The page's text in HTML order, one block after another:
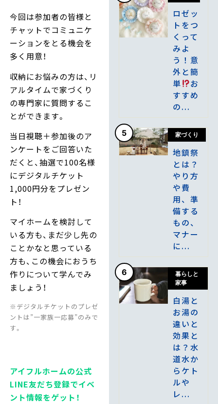
今回は参加者の皆様と
チャットでコミュニケ
ーションをとる機会を
多く用意！
収納にお悩みの方は、リ
アルタイムで家づくり
の専門家に質問するこ
とができます。
当日視聴＋参加後のア
ンケートをご回答いた
だくと、抽選で100名様
にデジタルチケット
1,000円分をプレゼン
ト！
マイホームを検討して
いる方も、まだ少し先の
ことかなと思っている
方も、この機会におうち
作りについて学んでみ
ましょう！
※デジタルチケットのプレゼ
ントは”一家族一応募”のみで
す。
アイフルホームの公式
LINE友だち登録でイベ
ント情報をゲット！
ロゼッ
トをつ
くって
みよ
う！意
外と簡
単
お
すすめ
の...
5 家づくり
地鎮祭
とは？
やり方
や費
用、準
備する
もの、
マナー
に...
6
暮らしと
家事
白湯と
お湯の
違いと
効果と
は？水
道水か
らケト
ルや
レ...